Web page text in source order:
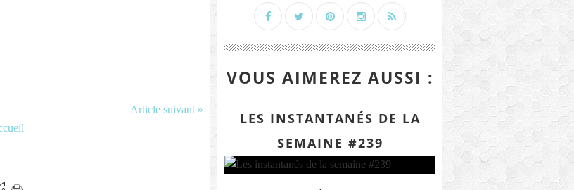
Article suivant »
VOUS AIMEREZ AUSSI :
LES INSTANTANÉS DE LA
SEMAINE #239